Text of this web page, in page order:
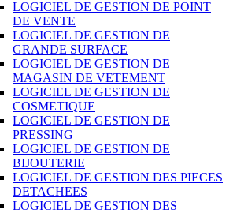
LOGICIEL DE GESTION DE POINT
DE VENTE
LOGICIEL DE GESTION DE
GRANDE SURFACE
LOGICIEL DE GESTION DE
MAGASIN DE VETEMENT
LOGICIEL DE GESTION DE
COSMETIQUE
LOGICIEL DE GESTION DE
PRESSING
LOGICIEL DE GESTION DE
BIJOUTERIE
LOGICIEL DE GESTION DES PIECES
DETACHEES
LOGICIEL DE GESTION DES